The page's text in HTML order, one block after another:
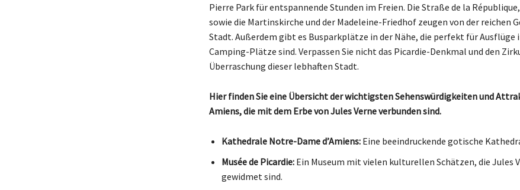
Pierre Park für entspannende Stunden im Freien. Die Straße de la
sowie die Martinskirche und der Madeleine-Friedhof zeugen von der reichen
Stadt. Außerdem gibt es Busparkplätze in der Nähe, die perfekt für Ausflüge
Camping-Plätze sind. Verpassen Sie nicht das Picardie-Denkmal und den
Überraschung dieser lebhaften Stadt.
Hier finden Sie eine Übersicht der wichtigsten Sehenswürdigkeiten und
Amiens, die mit dem Erbe von Jules Verne verbunden sind.
Kathedrale Notre-Dame d’Amiens:Eine beeindruckende gotische
Musée de Picardie:Ein Museum mit vielen kulturellen Schätzen, die Jules
gewidmet sind.